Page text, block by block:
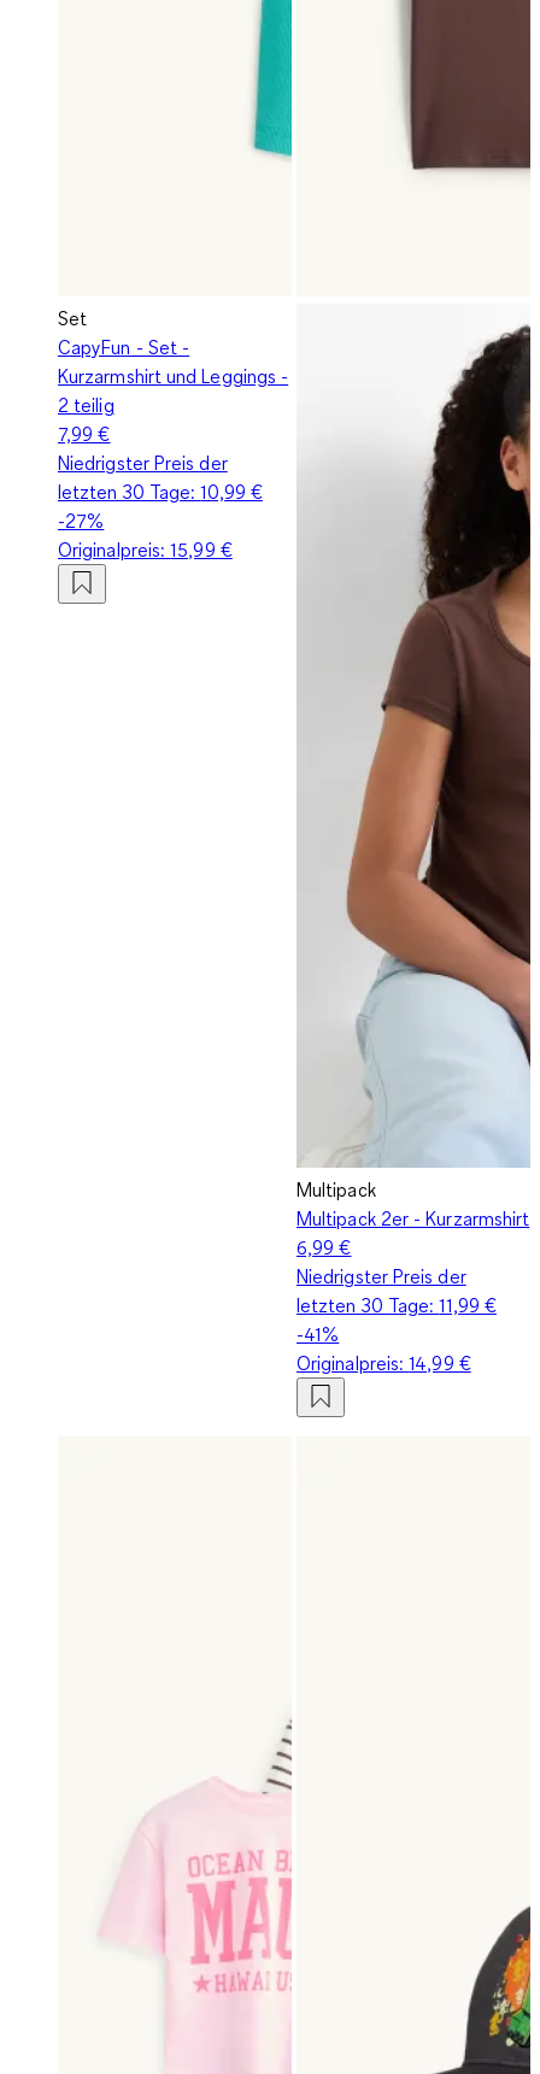
Set
CapyFun - Set -
Kurzarmshirt und Leggings -
2 teilig
7,99 €
Niedrigster Preis der
letzten 30 Tage:10,99 €
-27%
Originalpreis:15,99 €
Multipack
Multipack 2er - Kurzarmshirt
6,99 €
Niedrigster Preis der
letzten 30 Tage:11,99 €
-41%
Originalpreis:14,99 €